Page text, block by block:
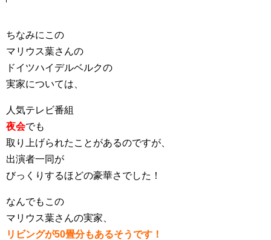
ちなみにこの
マリウス葉さんの
ドイツハイデルベルクの
実家については、
人気テレビ番組
夜会でも
取り上げられたことがあるのですが、
出演者一同が
びっくりするほどの豪華さでした！
なんでもこの
マリウス葉さんの実家、
リビングが50畳分もあるそうです！